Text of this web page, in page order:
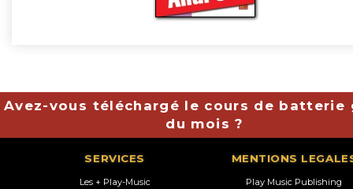
Avez-vous téléchargé le cours de batterie
du mois ?
SERVICES
Les + Play-Music
MENTIONS
Play Music Publishing